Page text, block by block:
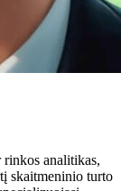
analitikas,
skaitmeninio turto